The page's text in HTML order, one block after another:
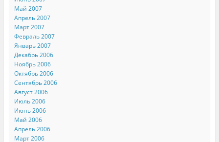
Май 2007
Апрель 2007
Март 2007
Февраль 2007
Январь 2007
Декабрь 2006
Ноябрь 2006
Октябрь 2006
Сентябрь 2006
Август 2006
Июль 2006
Июнь 2006
Май 2006
Апрель 2006
Март 2006